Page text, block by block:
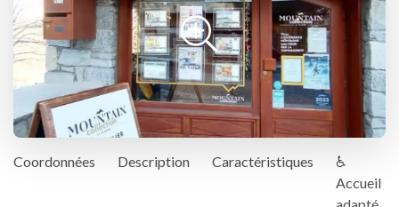
Coordonnées Description Caractéristiques
♿
Accueil